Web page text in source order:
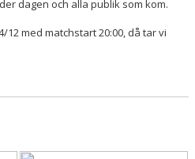
dagen och alla publik som kom.
med matchstart 20:00, då tar vi